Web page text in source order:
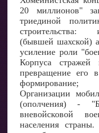
20 миллионов"
триединой
строительства:
(бывшей шахской)
усиление роли
Корпуса стражей
превращение его
формирование;
Организации
(ополчения) -
вневойсковой
населения